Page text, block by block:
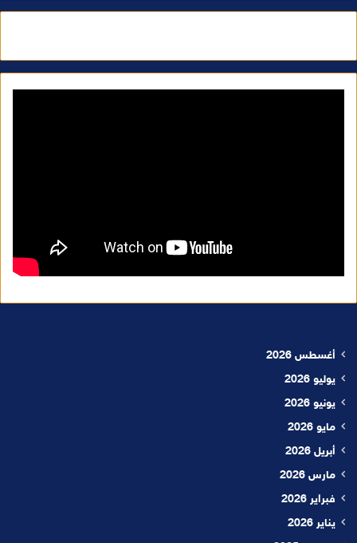
أغسطس 2026
يوليو 2026
يونيو 2026
مايو 2026
أبريل 2026
مارس 2026
فبراير 2026
يناير 2026